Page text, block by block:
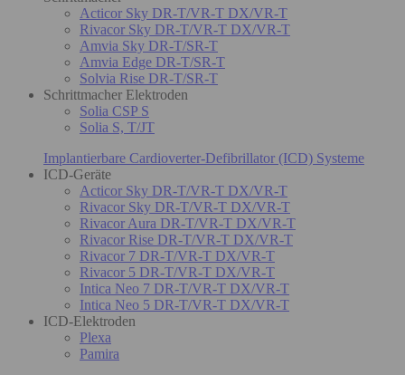
Acticor Sky DR-T/VR-T DX/VR-T
Rivacor Sky DR-T/VR-T DX/VR-T
Amvia Sky DR-T/SR-T
Amvia Edge DR-T/SR-T
Solvia Rise DR-T/SR-T
Schrittmacher Elektroden
Solia CSP S
Solia S, T/JT
Implantierbare Cardioverter-Defibrillator (ICD) Systeme
ICD-Geräte
Acticor Sky DR-T/VR-T DX/VR-T
Rivacor Sky DR-T/VR-T DX/VR-T
Rivacor Aura DR-T/VR-T DX/VR-T
Rivacor Rise DR-T/VR-T DX/VR-T
Rivacor 7 DR-T/VR-T DX/VR-T
Rivacor 5 DR-T/VR-T DX/VR-T
Intica Neo 7 DR-T/VR-T DX/VR-T
Intica Neo 5 DR-T/VR-T DX/VR-T
ICD-Elektroden
Plexa
Pamira